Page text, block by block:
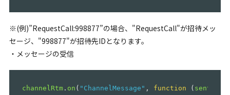
※(例)”RequestCall:998877”の場合、"RequestCall"が招待メッ
セージ、"998877"が招待先IDとなります。
・メッセージの受信
channelRtm . on ( " ChannelMessage " , function (